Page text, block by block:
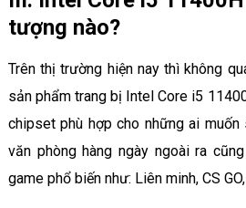
tượng nào?
Trên thị trường hiện nay thì không
sản phẩm trang bị Intel Core i5
chipset phù hợp cho những ai
văn phòng hàng ngày ngoài ra
game phổ biến như: Liên minh, CS